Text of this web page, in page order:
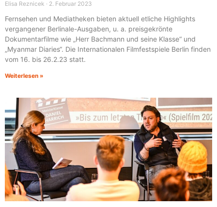
Elisa Reznicek 2. Februar 2023
Fernsehen und Mediatheken bieten aktuell etliche Highlights
vergangener Berlinale-Ausgaben, u. a. preisgekrönte
Dokumentarfilme wie „Herr Bachmann und seine Klasse“ und
„Myanmar Diaries“. Die Internationalen Filmfestspiele Berlin finden
vom 16. bis 26.2.23 statt.
Weiterlesen »